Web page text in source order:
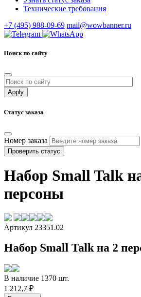
Технические требования
+7 (495) 988-09-69 mail@wowbanner.ru
Поиск по сайту
Статус заказа
Номер заказа
Проверить статус
Набор Small Talk
персоны
Артикул 23351.02
Набор Small Talk на 2
В наличие 1370 шт.
1 212,7 ₽